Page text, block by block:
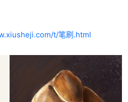
t/笔刷.html